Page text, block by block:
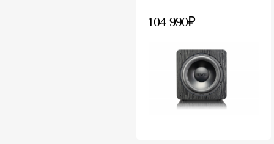
104 990₽